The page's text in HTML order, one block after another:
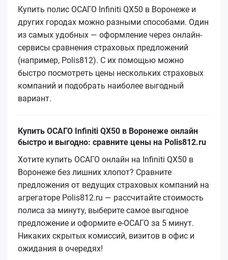
Купить полис ОСАГО Infiniti QX50 в Воронеже и
других городах можно разными способами. Один
из самых удобных — оформление через онлайн-
сервисы сравнения страховых предложений
(например, Polis812). С их помощью можно
быстро посмотреть цены нескольких страховых
компаний и подобрать наиболее выгодный
вариант.
Купить ОСАГО Infiniti QX50 в Воронеже онлайн
быстро и выгодно: сравните цены на Polis812.ru
Хотите купить ОСАГО онлайн на Infiniti QX50 в
Воронеже без лишних хлопот? Сравните
предложения от ведущих страховых компаний на
агрегаторе Polis812.ru — рассчитайте стоимость
полиса за минуту, выберите самое выгодное
предложение и оформите е‑ОСАГО за 5 минут.
Никаких скрытых комиссий, визитов в офис и
ожидания в очередях!